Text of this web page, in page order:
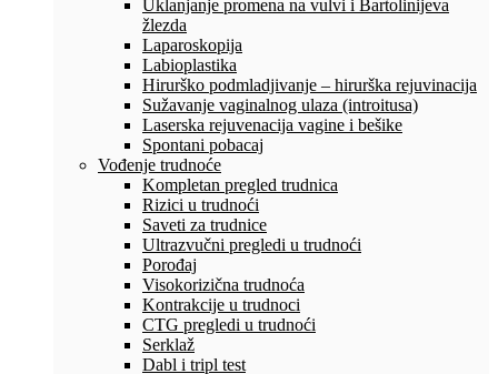
Uklanjanje promena na vulvi i Bartolinijeva
žlezda
Laparoskopija
Labioplastika
Hirurško podmladjivanje – hirurška rejuvinacija
Sužavanje vaginalnog ulaza (introitusa)
Laserska rejuvenacija vagine i bešike
Spontani pobacaj
Vođenje trudnoće
Kompletan pregled trudnica
Rizici u trudnoći
Saveti za trudnice
Ultrazvučni pregledi u trudnoći
Porođaj
Visokorizična trudnoća
Kontrakcije u trudnoci
CTG pregledi u trudnoći
Serklaž
Dabl i tripl test